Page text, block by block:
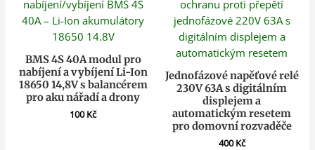
BMS 4S 40A modul pro
nabíjení a vybíjení Li-Ion
18650 14,8V s balancérem
pro aku nářadí a drony
100Kč
Jednofázové napěťové relé
230V 63A s digitálním
displejem a
automatickým resetem
pro domovní rozvaděče
400Kč